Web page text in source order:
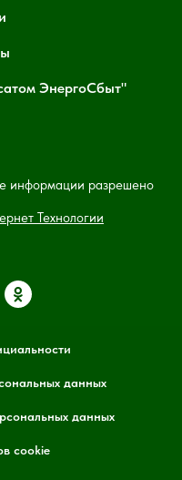
ЭнергоСбыт"
информации разрешено
Технологии
данных
данных
cookie